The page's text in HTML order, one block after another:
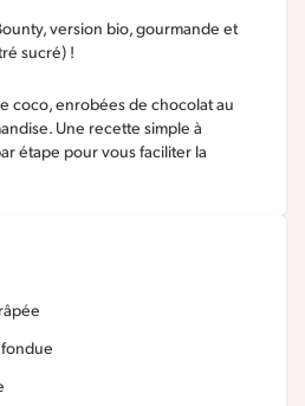
version bio, gourmande et
sucré) !
coco, enrobées de chocolat au
Une recette simple à
étape pour vous faciliter la